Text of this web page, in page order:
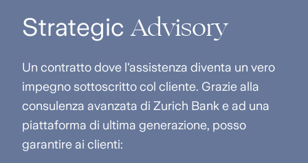
StrategicAdvisory
Un contratto dove l'assistenza diventa un vero
impegno sottoscritto col cliente. Grazie alla
consulenza avanzata di Zurich Bank e ad una
piattaforma di ultima generazione, posso
garantire ai clienti: